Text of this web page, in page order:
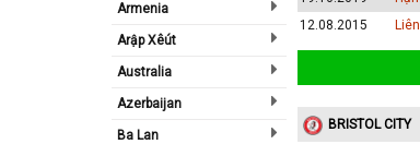
Armenia
Arập Xêút
Australia
Azerbaijan
Ba Lan
12.08.2015
BRISTOL CITY